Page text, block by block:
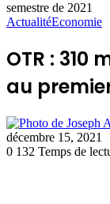
semestre de 2021
ActualitéEconomie
OTR : 310
au
décembre 15, 2021
0 132 Temps de